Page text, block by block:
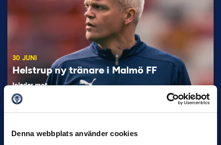
Denna webbplats använder cookies
30 JUNI
Helstrup ny tränare i Malmö FF
Inleder mot…